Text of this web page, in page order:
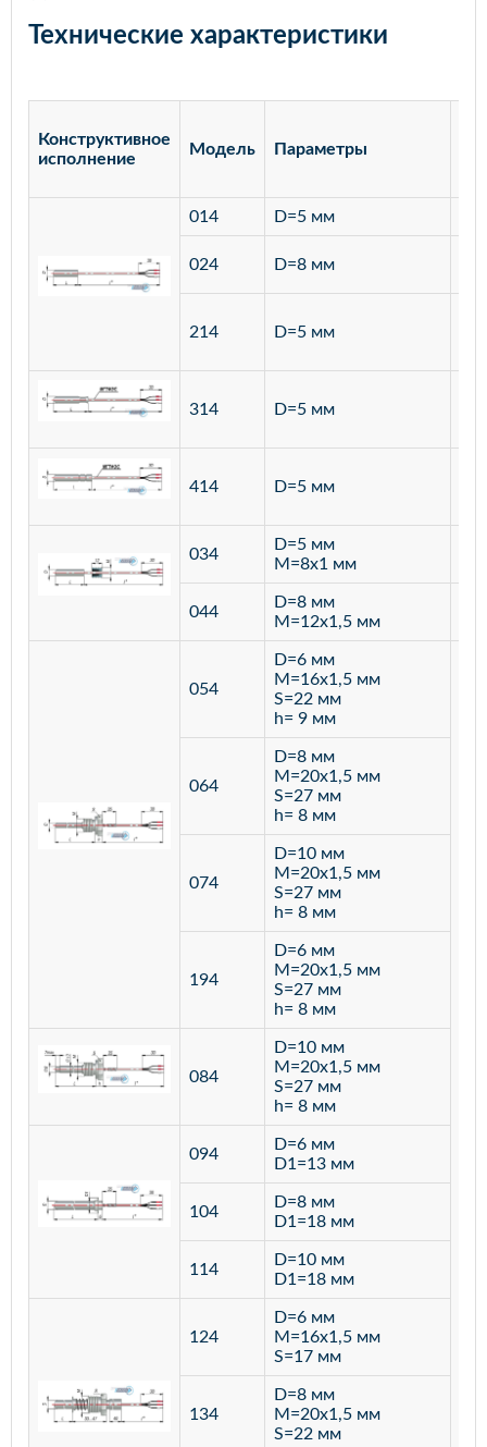
Технические характеристики
Конструктивное
исполнение
Модель Параметры
014 D=5 мм
024 D=8 мм
214 D=5 мм
314 D=5 мм
414 D=5 мм
034
D=5 мм
M=8х1 мм
044
D=8 мм
M=12х1,5 мм
054
D=6 мм
M=16х1,5 мм
S=22 мм
h= 9 мм
064
D=8 мм
M=20х1,5 мм
S=27 мм
h= 8 мм
074
D=10 мм
M=20х1,5 мм
S=27 мм
h= 8 мм
194
D=6 мм
M=20х1,5 мм
S=27 мм
h= 8 мм
084
D=10 мм
M=20х1,5 мм
S=27 мм
h= 8 мм
094
D=6 мм
D1=13 мм
104
D=8 мм
D1=18 мм
114
D=10 мм
D1=18 мм
124
D=6 мм
M=16х1,5 мм
S=17 мм
134
D=8 мм
M=20х1,5 мм
S=22 мм